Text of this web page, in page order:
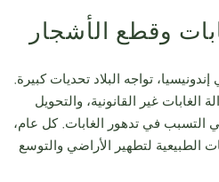
وقطع الأشجار
تواجه البلاد تحديات كبيرة.
الغابات غير القانونية، والتحويل
التسبب في تدهور الغابات. كل عام،
الطبيعية لتطهير الأراضي والتوسع